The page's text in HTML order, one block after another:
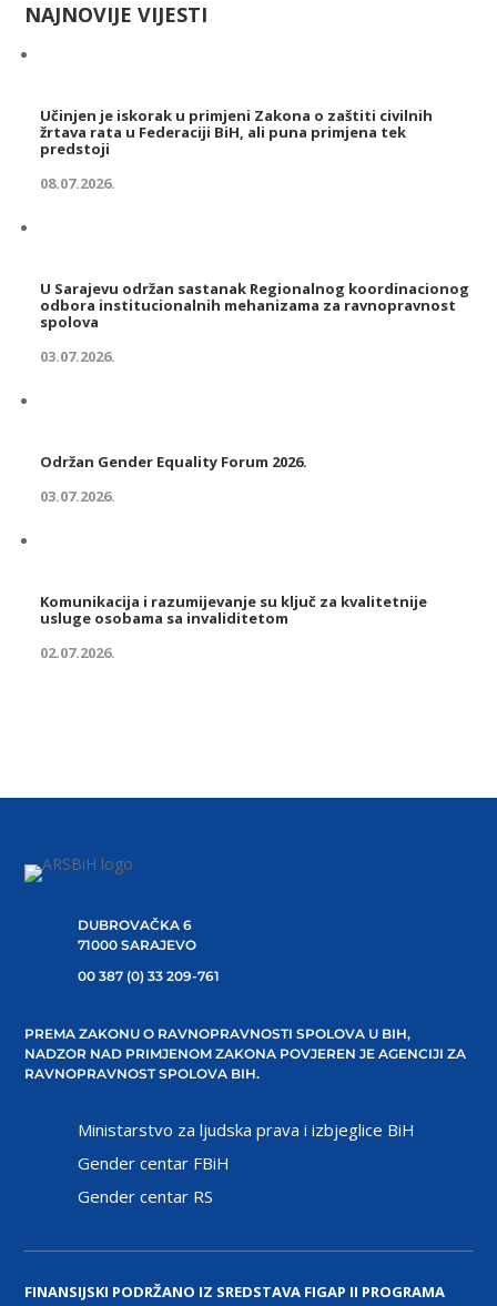
NAJNOVIJE VIJESTI
Učinjen je iskorak u primjeni Zakona o zaštiti civilnih
žrtava rata u Federaciji BiH, ali puna primjena tek
predstoji
08.07.2026.
U Sarajevu održan sastanak Regionalnog koordinacionog
odbora institucionalnih mehanizama za ravnopravnost
spolova
03.07.2026.
Održan Gender Equality Forum 2026.
03.07.2026.
Komunikacija i razumijevanje su ključ za kvalitetnije
usluge osobama sa invaliditetom
02.07.2026.
DUBROVAČKA 6
71000 SARAJEVO
00 387 (0) 33 209-761
PREMA ZAKONU O RAVNOPRAVNOSTI SPOLOVA U BIH,
NADZOR NAD PRIMJENOM ZAKONA POVJEREN JE AGENCIJI ZA
RAVNOPRAVNOST SPOLOVA BIH.
Ministarstvo za ljudska prava i izbjeglice BiH
Gender centar FBiH
Gender centar RS
FINANSIJSKI PODRŽANO IZ SREDSTAVA FIGAP II PROGRAMA